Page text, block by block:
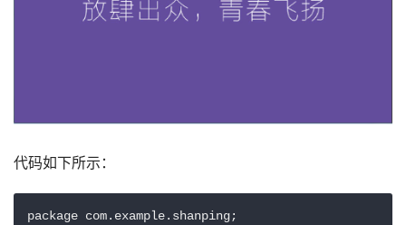
代码如下所示：
package com.example.shanping;